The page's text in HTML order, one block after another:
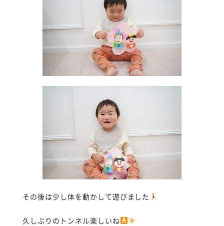
その後は少し体を動かして遊びました
久しぶりのトンネル楽しいね